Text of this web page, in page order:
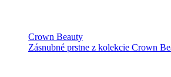
Crown Beauty
Zásnubné prstne z kolekcie Crown